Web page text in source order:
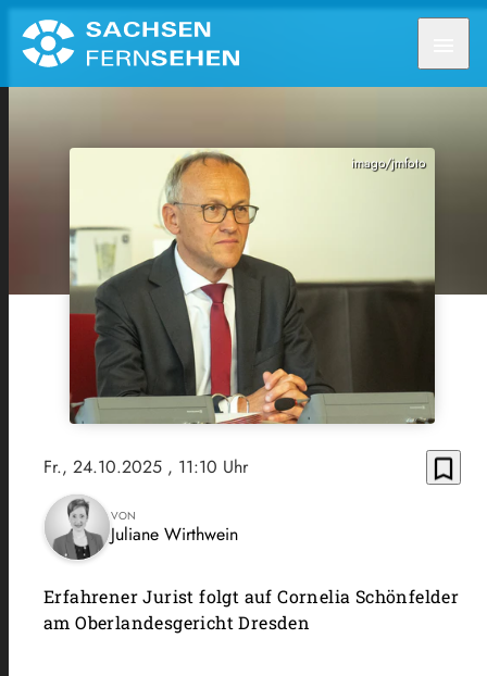
imago/jmfoto
Fr., 24.10.2025 , 11:10 Uhr bookmark_border
VON
Juliane Wirthwein
Erfahrener Jurist folgt auf Cornelia Schönfelder
am Oberlandesgericht Dresden